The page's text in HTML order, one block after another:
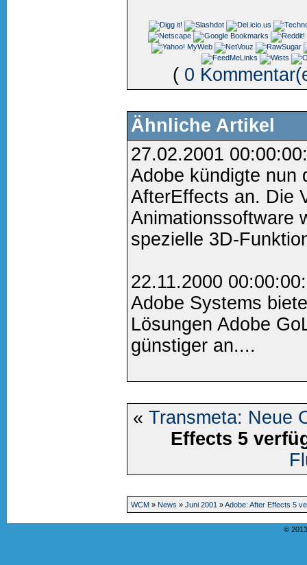
( 0
Ähnliche Artikel
27.02.2001
Adobe kündigte nun
AfterEffects an. Die
Animationssoftware
spezielle 3D-
22.11.2000
Adobe Systems
Lösungen Adobe
günstiger an....
«Transmeta: Neue
Effects 5
WCM » News » Juni 2001 »Adobe: After Effects 5
©